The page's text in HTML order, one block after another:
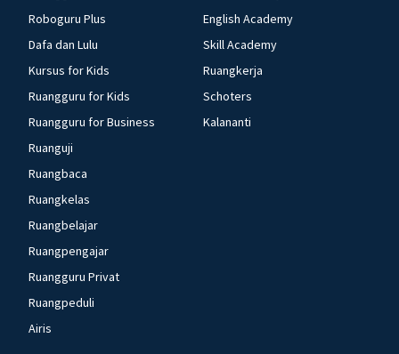
Roboguru Plus
Dafa dan Lulu
Kursus for Kids
Ruangguru for Kids
Ruangguru for Business
Ruanguji
Ruangbaca
Ruangkelas
Ruangbelajar
Ruangpengajar
Ruangguru Privat
Ruangpeduli
Airis
English Academy
Skill Academy
Ruangkerja
Schoters
Kalananti